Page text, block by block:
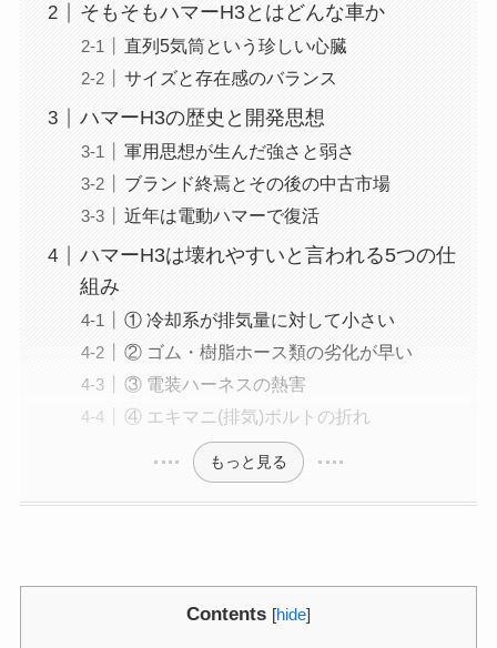
そもそもハマーH3とはどんな車か
直列5気筒という珍しい心臓
サイズと存在感のバランス
ハマーH3の歴史と開発思想
軍用思想が生んだ強さと弱さ
ブランド終焉とその後の中古市場
近年は電動ハマーで復活
ハマーH3は壊れやすいと言われる5つの仕
組み
① 冷却系が排気量に対して小さい
② ゴム・樹脂ホース類の劣化が早い
③ 電装ハーネスの熱害
④ エキマニ(排気)ボルトの折れ
もっと見る
Contents [hide]